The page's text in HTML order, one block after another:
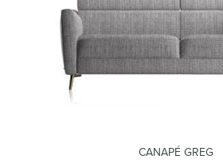
CANAPÉ GREG